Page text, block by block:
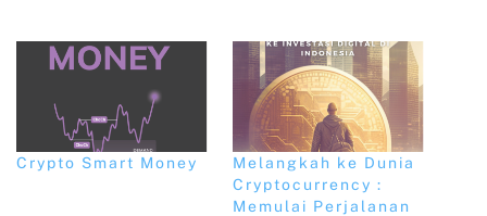
Crypto Smart Money
Melangkah ke Dunia
Cryptocurrency :
Memulai Perjalanan